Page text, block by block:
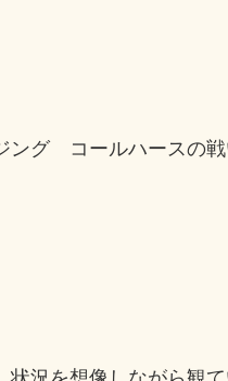
ング コールハースの